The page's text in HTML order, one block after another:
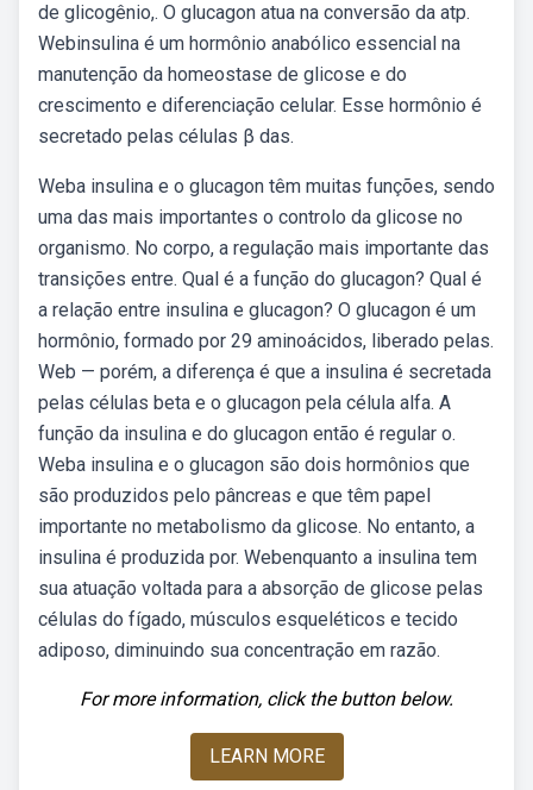
de glicogênio,. O glucagon atua na conversão da atp.
Webinsulina é um hormônio anabólico essencial na
manutenção da homeostase de glicose e do
crescimento e diferenciação celular. Esse hormônio é
secretado pelas células β das.
Weba insulina e o glucagon têm muitas funções, sendo
uma das mais importantes o controlo da glicose no
organismo. No corpo, a regulação mais importante das
transições entre. Qual é a função do glucagon? Qual é
a relação entre insulina e glucagon? O glucagon é um
hormônio, formado por 29 aminoácidos, liberado pelas.
Web — porém, a diferença é que a insulina é secretada
pelas células beta e o glucagon pela célula alfa. A
função da insulina e do glucagon então é regular o.
Weba insulina e o glucagon são dois hormônios que
são produzidos pelo pâncreas e que têm papel
importante no metabolismo da glicose. No entanto, a
insulina é produzida por. Webenquanto a insulina tem
sua atuação voltada para a absorção de glicose pelas
células do fígado, músculos esqueléticos e tecido
adiposo, diminuindo sua concentração em razão.
For more information, click the button below.
LEARN MORE